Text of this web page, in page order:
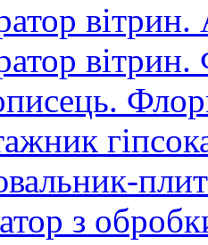
вітрин.
вітрин.
з